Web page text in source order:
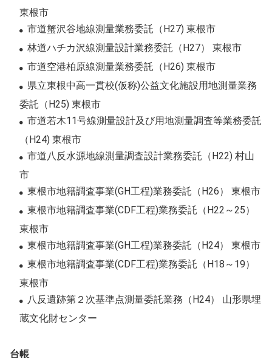
東根市
市道蟹沢谷地線測量業務委託（H27) 東根市
林道ハチカ沢線測量設計業務委託（H27） 東根市
市道空港柏原線測量業務委託（H26) 東根市
県立東根中高一貫校(仮称)公益文化施設用地測量業務
委託（H25) 東根市
市道若木11号線測量設計及び用地測量調査等業務委託
（H24) 東根市
市道八反水源地線測量調査設計業務委託（H22) 村山
市
東根市地籍調査事業(GH工程)業務委託（H26） 東根市
東根市地籍調査事業(CDF工程)業務委託（H22～25）
東根市
東根市地籍調査事業(GH工程)業務委託（H24） 東根市
東根市地籍調査事業(CDF工程)業務委託（H18～19）
東根市
八反遺跡第２次基準点測量委託業務（H24） 山形県埋
蔵文化財センター
台帳